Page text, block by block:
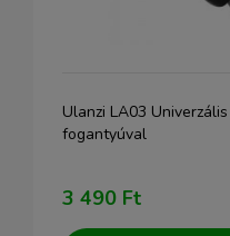
Ulanzi LA03
fogantyúval
3 490 Ft